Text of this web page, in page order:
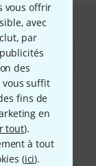
vous offrir
avec
par
des
vous suffit
fins de
en
tout).
à tout
(ici).
Maintenant